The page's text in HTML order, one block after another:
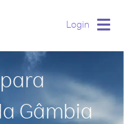
Login
Gâmbia